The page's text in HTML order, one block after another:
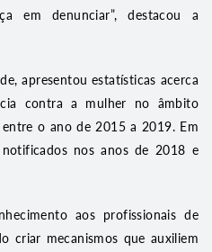
em denunciar”, destacou a
apresentou estatísticas acerca
contra a mulher no âmbito
o ano de 2015 a 2019. Em
nos anos de 2018 e
aos profissionais de
criar mecanismos que auxiliem